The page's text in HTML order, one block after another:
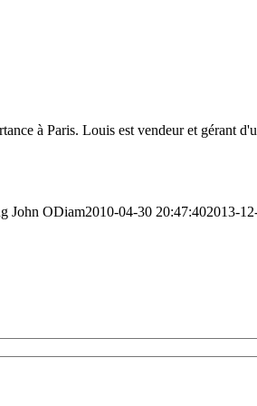
à Paris. Louis est vendeur et gérant
John ODiam2010-04-30 20:47:402013-